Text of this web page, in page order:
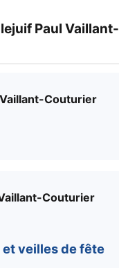
Paul Vaillant-
Couturier
Couturier
veilles de fête